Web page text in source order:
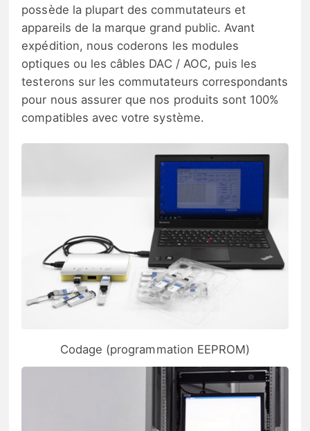
possède la plupart des commutateurs et
appareils de la marque grand public. Avant
expédition, nous coderons les modules
optiques ou les câbles DAC / AOC, puis les
testerons sur les commutateurs correspondants
pour nous assurer que nos produits sont 100%
compatibles avec votre système.
Codage (programmation EEPROM)